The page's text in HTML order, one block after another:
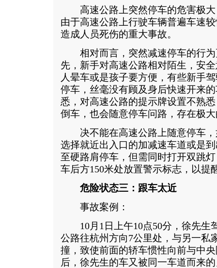
高速公路上突然停车的危害极大
由于高速公路上行驶车辆普遍车速
造成人员死伤的重大事故。
相对而言，突然减速停车的行为
先，新手对高速公路相对陌生，安
人晕车或是孩子要方便，有些新手
停车，丝毫没有顾及身后快速开来
悉，对高速公路的提示牌设置不熟
倒车，也会随意停车问路，存在极
决不能在高速公路上随意停车，
选择就近出入口的加减速车道或是
至硬路肩停车，但需同时打开双跳
车后方150米处放置警示标志，以提
危险状态三：跟车太近
事故案例：
10月1日上午10点50分，徐先生
公路往杭州方向7公里处，与另一私
撞，致使前面的轿车惯性向前与中
后，徐先生的车又被同一车道而来